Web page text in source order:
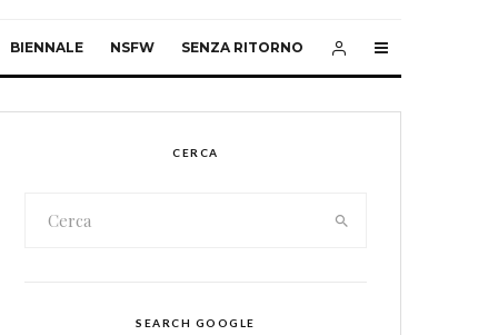
BIENNALE NSFW SENZA RITORNO
CERCA
SEARCH GOOGLE